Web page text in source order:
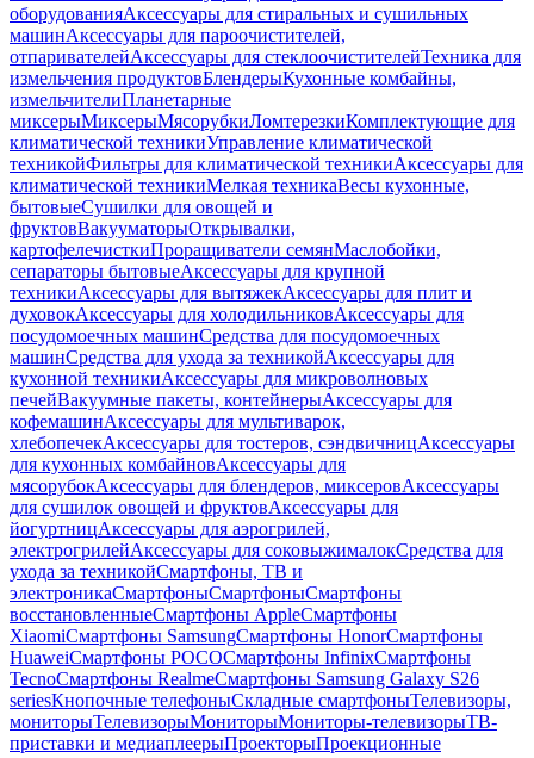
оборудованияАксессуары для стиральных и сушильных
машинАксессуары для пароочистителей,
отпаривателейАксессуары для стеклоочистителейТехника для
измельчения продуктовБлендерыКухонные комбайны,
измельчителиПланетарные
миксерыМиксерыМясорубкиЛомтерезкиКомплектующие для
климатической техникиУправление климатической
техникойФильтры для климатической техникиАксессуары для
климатической техникиМелкая техникаВесы кухонные,
бытовыеСушилки для овощей и
фруктовВакууматорыОткрывалки,
картофелечисткиПроращиватели семянМаслобойки,
сепараторы бытовыеАксессуары для крупной
техникиАксессуары для вытяжекАксессуары для плит и
духовокАксессуары для холодильниковАксессуары для
посудомоечных машинСредства для посудомоечных
машинСредства для ухода за техникойАксессуары для
кухонной техникиАксессуары для микроволновых
печейВакуумные пакеты, контейнерыАксессуары для
кофемашинАксессуары для мультиварок,
хлебопечекАксессуары для тостеров, сэндвичницАксессуары
для кухонных комбайновАксессуары для
мясорубокАксессуары для блендеров, миксеровАксессуары
для сушилок овощей и фруктовАксессуары для
йогуртницАксессуары для аэрогрилей,
электрогрилейАксессуары для соковыжималокСредства для
ухода за техникойСмартфоны, ТВ и
электроникаСмартфоныСмартфоныСмартфоны
восстановленныеСмартфоны AppleСмартфоны
XiaomiСмартфоны SamsungСмартфоны HonorСмартфоны
HuaweiСмартфоны POCOСмартфоны InfinixСмартфоны
TecnoСмартфоны RealmeСмартфоны Samsung Galaxy S26
seriesКнопочные телефоныСкладные смартфоныТелевизоры,
мониторыТелевизорыМониторыМониторы-телевизорыТВ-
приставки и медиаплеерыПроекторыПроекционные